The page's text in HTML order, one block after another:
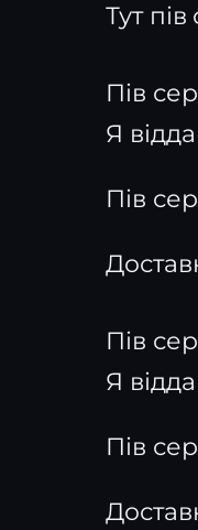
Тут
Пів
Я
Пів
Пів
Я
Пів